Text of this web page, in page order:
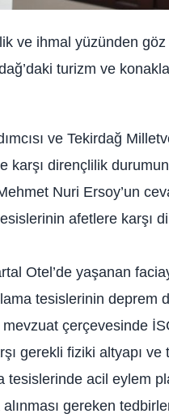
ve ihmal yüzünden
turizm ve
ve Tekirdağ
dirençlilik
Nuri Ersoy’un
afetlere karşı
Otel’de yaşanan
tesislerinin deprem
mevzuat çerçevesinde
gerekli fiziki altyapı
tesislerinde acil eylem
gereken